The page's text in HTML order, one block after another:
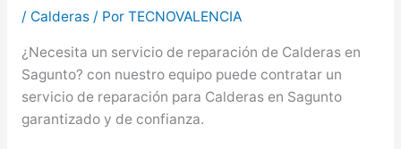
/ Calderas/ Por TECNOVALENCIA
¿Necesita un servicio de reparación de Calderas en
Sagunto? con nuestro equipo puede contratar un
servicio de reparación para Calderas en Sagunto
garantizado y de confianza.